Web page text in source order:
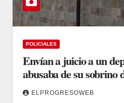
POLICIALES
Envían a juicio a un
abusaba de su sobrino
ELPROGRESOWEB